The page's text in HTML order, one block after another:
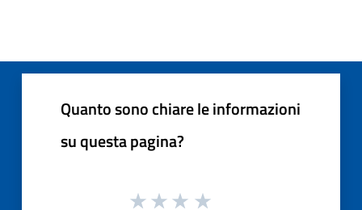
Quanto sono chiare le informazioni
su questa pagina?